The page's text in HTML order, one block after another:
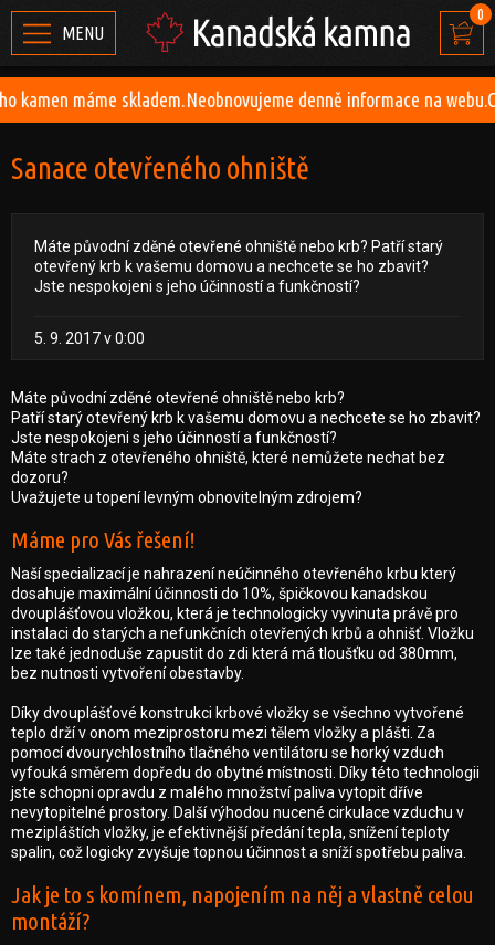
máme skladem.Neobnovujeme denně informace na
0
MENU
Sanace otevřeného ohniště
Máte původní zděné otevřené ohniště nebo krb? Patří starý
otevřený krb k vašemu domovu a nechcete se ho zbavit?
Jste nespokojeni s jeho účinností a funkčností?
5. 9. 2017 v 0:00
Máte původní zděné otevřené ohniště nebo krb?
Patří starý otevřený krb k vašemu domovu a nechcete se ho zbavit?
Jste nespokojeni s jeho účinností a funkčností?
Máte strach z otevřeného ohniště, které nemůžete nechat bez
dozoru?
Uvažujete u topení levným obnovitelným zdrojem?
Máme pro Vás řešení!
Naší specializací je nahrazení neúčinného otevřeného krbu který
dosahuje maximální účinnosti do 10%, špičkovou kanadskou
dvouplášťovou vložkou, která je technologicky vyvinuta právě pro
instalaci do starých a nefunkčních otevřených krbů a ohnišť. Vložku
lze také jednoduše zapustit do zdi která má tloušťku od 380mm,
bez nutnosti vytvoření obestavby.
Díky dvouplášťové konstrukci krbové vložky se všechno vytvořené
teplo drží v onom meziprostoru mezi tělem vložky a plášti. Za
pomocí dvourychlostního tlačného ventilátoru se horký vzduch
vyfouká směrem dopředu do obytné místnosti. Díky této technologii
jste schopni opravdu z malého množství paliva vytopit dříve
nevytopitelné prostory. Další výhodou nucené cirkulace vzduchu v
mezipláštích vložky, je efektivnější předání tepla, snížení teploty
spalin, což logicky zvyšuje topnou účinnost a sníží spotřebu paliva.
Jak je to s komínem, napojením na něj a vlastně celou
montáží?